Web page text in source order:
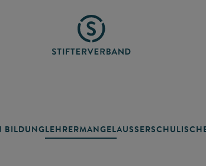
BILDUNGLEHRERMANGEL